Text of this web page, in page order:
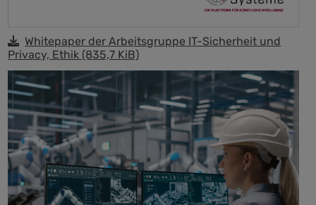
Whitepaper der Arbeitsgruppe IT-Sicherheit und
Privacy, Ethik (835,7 KiB)